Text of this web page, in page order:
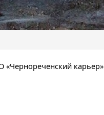
«Чернореченский карьер»